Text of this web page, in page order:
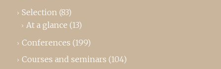
Selection (83)
At a glance (13)
Conferences (199)
Courses and seminars (104)